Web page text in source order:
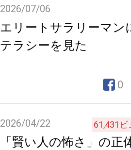
2026/07/06
エリートサラリーマン
テラシーを見た
0
2026/04/22 61,431 ビ
「賢い人の怖さ」の正